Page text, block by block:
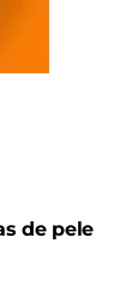
de pele